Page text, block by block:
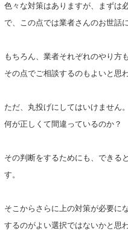
色々な対策はありますが、まずは
で、この点では業者さんのお世話
もちろん、業者それぞれのやり方
その点でご相談するのもよいと思
ただ、丸投げにしてはいけません。
何が正しくて間違っているのか？
その判断をするためにも、できる
す。
そこからさらに上の対策が必要に
するのがよい選択ではないかと思